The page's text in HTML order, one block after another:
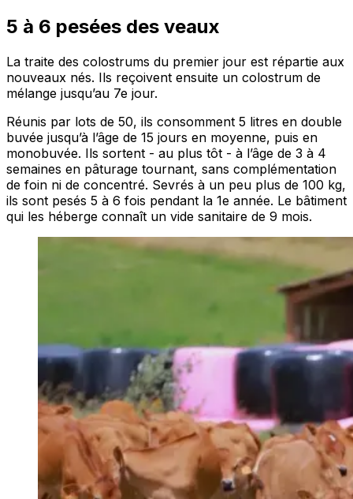
5 à 6 pesées des veaux
La traite des colostrums du premier jour est répartie aux
nouveaux nés. Ils reçoivent ensuite un colostrum de
mélange jusqu’au 7e jour.
Réunis par lots de 50, ils consomment 5 litres en double
buvée jusqu’à l’âge de 15 jours en moyenne, puis en
monobuvée. Ils sortent - au plus tôt - à l’âge de 3 à 4
semaines en pâturage tournant, sans complémentation
de foin ni de concentré. Sevrés à un peu plus de 100 kg,
ils sont pesés 5 à 6 fois pendant la 1e année. Le bâtiment
qui les héberge connaît un vide sanitaire de 9 mois.